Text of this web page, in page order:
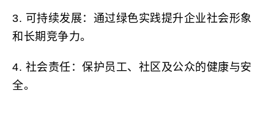
3. 可持续发展：通过绿色实践提升企业社会形象
和长期竞争力。
4. 社会责任：保护员工、社区及公众的健康与安
全。